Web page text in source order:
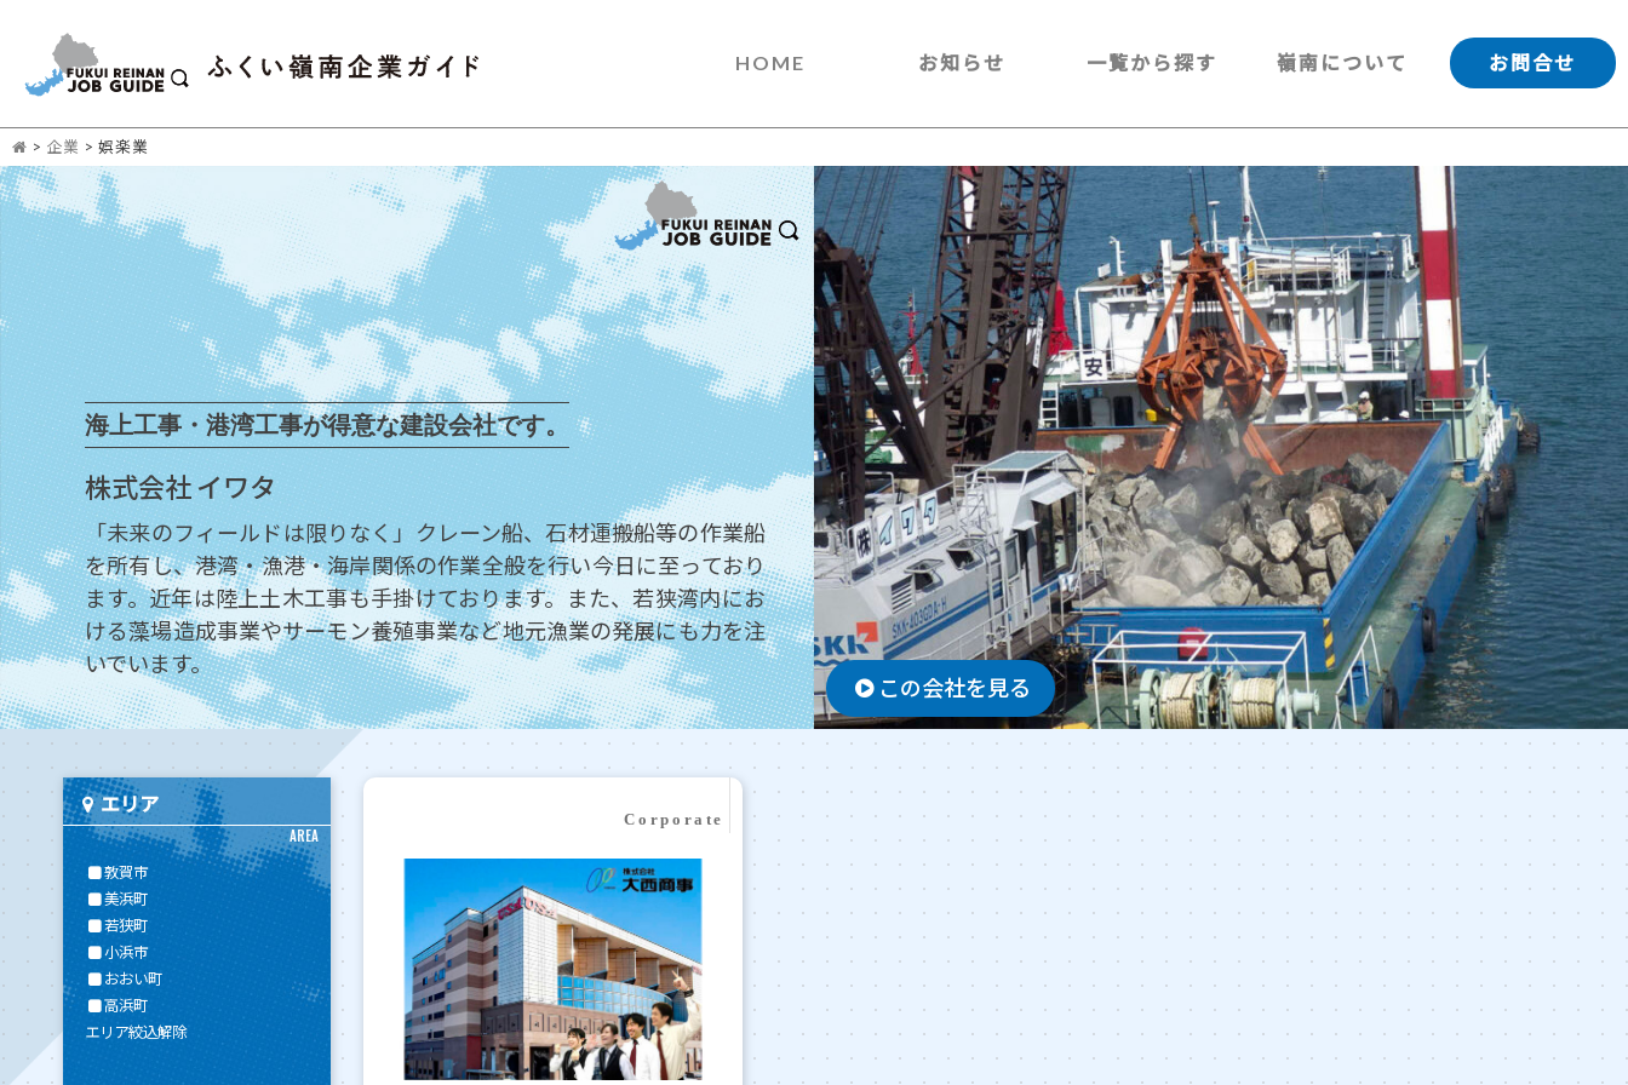
HOME お知らせ 一覧から探す 嶺南について お問合せ
> 企業 > 娯楽業
海上工事・港湾工事が得意な建設会社です。
株式会社 イワタ
「未来のフィールドは限りなく」クレーン船、石材運搬船等の作業船
を所有し、港湾・漁港・海岸関係の作業全般を行い今日に至っており
ます。近年は陸上土木工事も手掛けております。また、若狭湾内にお
ける藻場造成事業やサーモン養殖事業など地元漁業の発展にも力を注
いでいます。
この会社を見る
エリア
AREA
敦賀市
美浜町
若狭町
小浜市
おおい町
高浜町
エリア絞込解除